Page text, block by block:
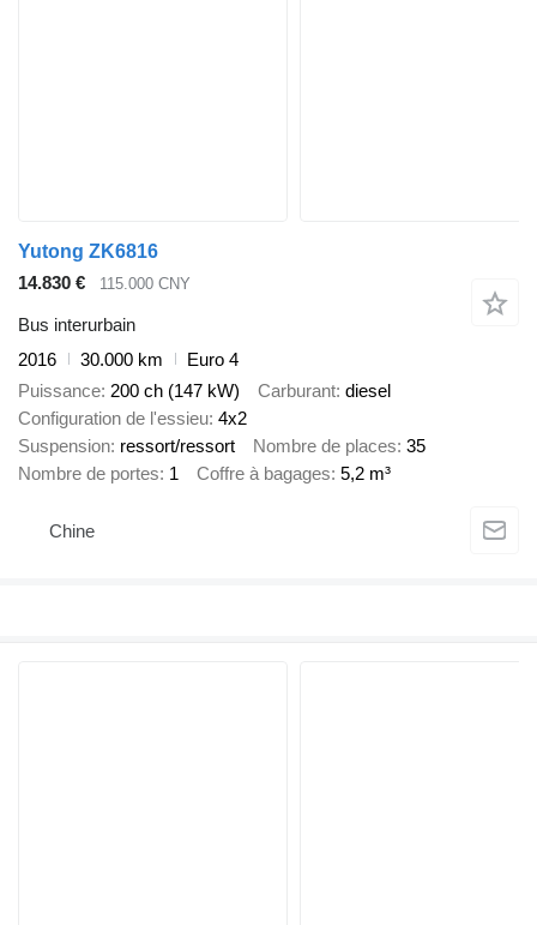
Yutong ZK6816
14.830 €
115.000 CNY
Bus interurbain
2016
30.000 km
Euro 4
Puissance 200 ch (147 kW) Carburant diesel
Configuration de l'essieu 4x2
Suspension ressort/ressort Nombre de places 35
Nombre de portes 1 Coffre à bagages 5,2 m³
Chine